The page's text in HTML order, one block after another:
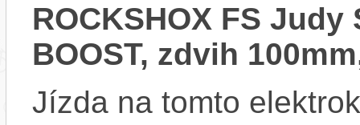
ROCKSHOX FS
BOOST, zdvih
Jízda na tomto